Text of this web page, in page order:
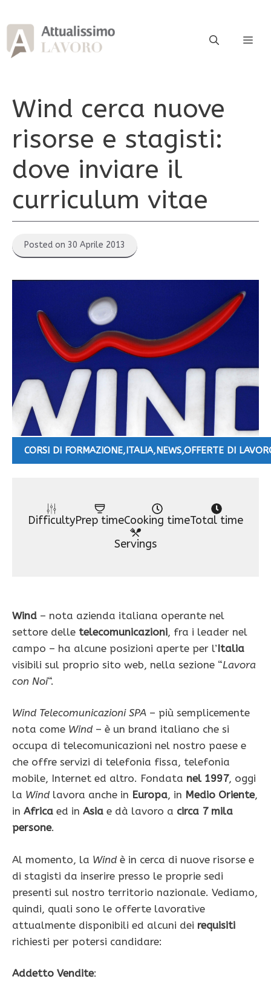
al
contenuto
Wind cerca nuove
risorse e stagisti:
dove inviare il
curriculum vitae
Posted on 30 Aprile 2013
CORSI DI FORMAZIONE,ITALIA,NEWS,OFFERTE DI
DifficultyPrep timeCooking timeTotal time
Servings
Wind – nota azienda italiana operante nel
settore delle telecomunicazioni, fra i leader nel
campo – ha alcune posizioni aperte per l’Italia
visibili sul proprio sito web, nella sezione “Lavora
con Noi“.
Wind Telecomunicazioni SPA – più semplicemente
nota come Wind – è un brand italiano che si
occupa di telecomunicazioni nel nostro paese e
che offre servizi di telefonia fissa, telefonia
mobile, Internet ed altro. Fondata nel 1997, oggi
la Wind lavora anche in Europa, in Medio Oriente,
in Africa ed in Asia e dà lavoro a circa 7 mila
persone.
Al momento, la Wind è in cerca di nuove risorse e
di stagisti da inserire presso le proprie sedi
presenti sul nostro territorio nazionale. Vediamo,
quindi, quali sono le offerte lavorative
attualmente disponibili ed alcuni dei requisiti
richiesti per potersi candidare:
Addetto Vendite: